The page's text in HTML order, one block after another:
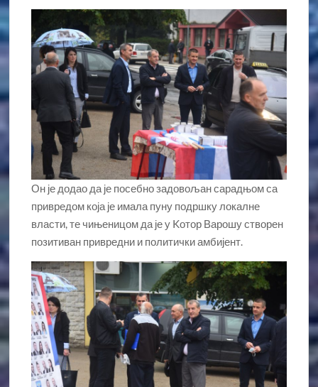
Он је додао да је посебно задовољан сарадњом са
привредом која је имала пуну подршку локалне
власти, те чињеницом да је у Kотор Варошу створен
позитиван привредни и политички амбијент.